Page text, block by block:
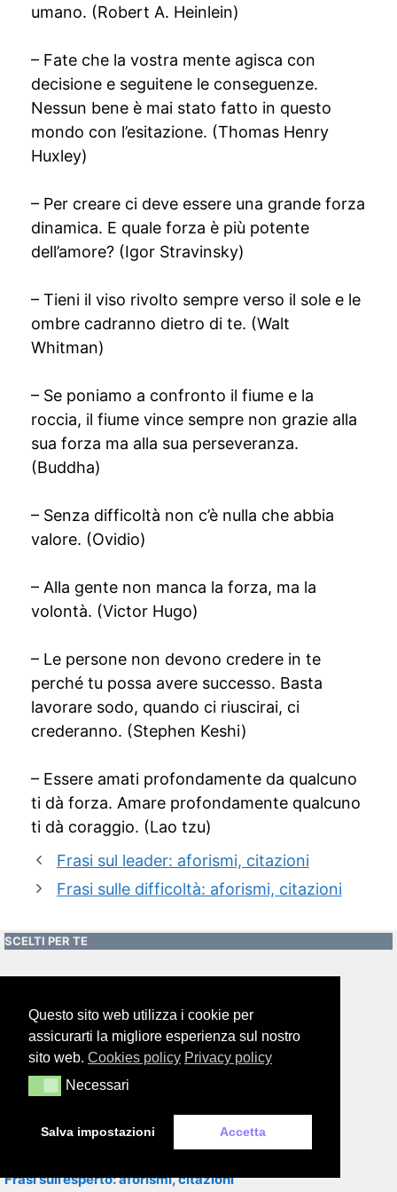
umano. (Robert A. Heinlein)
– Fate che la vostra mente agisca con
decisione e seguitene le conseguenze.
Nessun bene è mai stato fatto in questo
mondo con l’esitazione. (Thomas Henry
Huxley)
– Per creare ci deve essere una grande forza
dinamica. E quale forza è più potente
dell’amore? (Igor Stravinsky)
– Tieni il viso rivolto sempre verso il sole e le
ombre cadranno dietro di te. (Walt
Whitman)
– Se poniamo a confronto il fiume e la
roccia, il fiume vince sempre non grazie alla
sua forza ma alla sua perseveranza.
(Buddha)
– Senza difficoltà non c’è nulla che abbia
valore. (Ovidio)
– Alla gente non manca la forza, ma la
volontà. (Victor Hugo)
– Le persone non devono credere in te
perché tu possa avere successo. Basta
lavorare sodo, quando ci riuscirai, ci
crederanno. (Stephen Keshi)
– Essere amati profondamente da qualcuno
ti dà forza. Amare profondamente qualcuno
ti dà coraggio. (Lao tzu)
Frasi sul leader: aforismi, citazioni
Frasi sulle difficoltà: aforismi, citazioni
SCELTI PER TE
Frasi per dire andrà tutto bene: aforismi, citazioni
Frasi sul successo: aforismi, citazioni
Frasi sull’esperto: aforismi, citazioni
Questo sito web utilizza i cookie per
assicurarti la migliore esperienza sul nostro
sito web. Cookies policy Privacy policy
NecessariNecessari
Salva impostazioni Accetta